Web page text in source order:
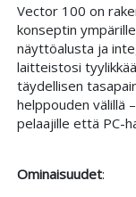
Vector 100 on
konseptin
näyttöalusta ja
laitteistosi
täydellisen
helppouden välillä
pelaajille että PC-
Ominaisuudet: